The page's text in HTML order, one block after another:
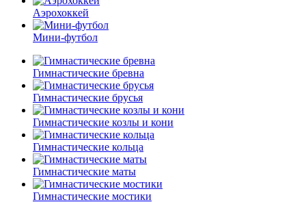
Аэрохоккей
Мини-футбол
Гимнастические бревна
Гимнастические брусья
Гимнастические козлы и кони
Гимнастические кольца
Гимнастические маты
Гимнастические мостики